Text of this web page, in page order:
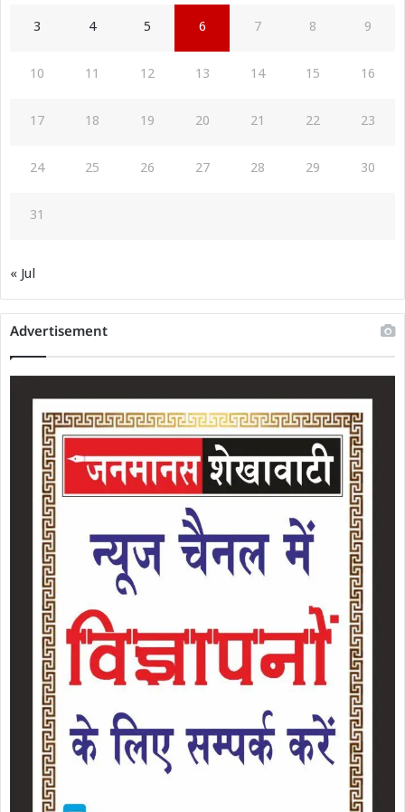
3 4 5 6 7 8 9
10 11 12 13 14 15 16
17 18 19 20 21 22 23
24 25 26 27 28 29 30
31
« Jul
Advertisement